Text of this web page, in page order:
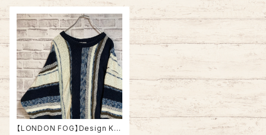
【LONDON FOG】Design Kni